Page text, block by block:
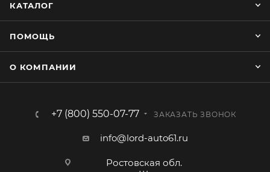
КАТАЛОГ
ПОМОЩЬ
О КОМПАНИИ
+7 (800) 550-07-77 ЗАКАЗАТЬ ЗВОНОК
info@lord-auto61.ru
Ростовская обл.